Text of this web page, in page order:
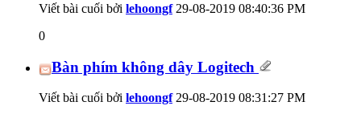
Viết bài cuối bởi lehoongf29-08-2019 08:40:36 PM
0
Bàn phím không dây Logitech
Viết bài cuối bởi lehoongf29-08-2019 08:31:27 PM